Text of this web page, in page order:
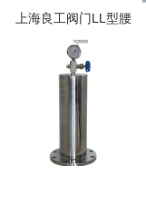
上海良工阀门LL型腰
轮流量计